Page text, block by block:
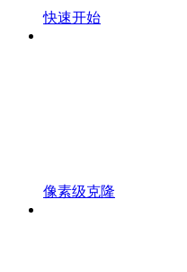
快速开始
像素级克隆